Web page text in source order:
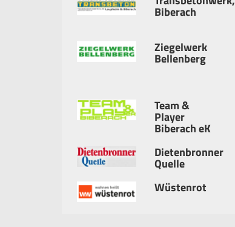
Biberach
Ziegelwerk
Bellenberg
Team &
Player
Biberach eK
Dietenbronner
Quelle
Wüstenrot